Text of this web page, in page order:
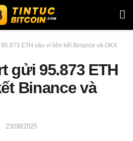
ETH vào ví liên kết Binance và OKX
gửi 95.873 ETH
Binance và
23/08/2025